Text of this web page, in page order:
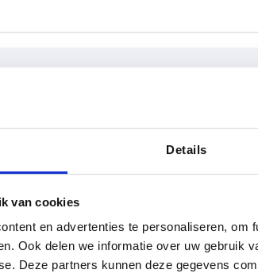
Details
van cookies
en advertenties te personaliseren, om
Ook delen we informatie over uw gebruik
Deze partners kunnen deze gegevens
D3
keren per dag met regelmatige tussenpozen
je je bestelling afrondt, word je geïnformeerd